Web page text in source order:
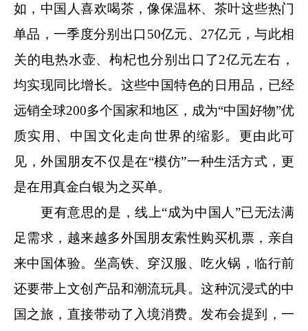
如，中国人喜欢喝茶，像保温杯、茶叶这些热门
单品，一季度分别出口50亿元、27亿元，与此相
关的电热水壶、枸杞也分别出口了2亿元左右，
均实现同比增长。这些中国特色的日用品，已经
远销全球200多个国家和地区，成为“中国好物”优
质实用、中国文化走向世界的缩影。更由此可
见，外国朋友不仅是在“模仿”一种生活方式，更
是在用真金白银为之买单。
更有意思的是，线上“成为中国人”已无法满
足需求，越来越多外国朋友索性购买机票，亲自
来中国体验。坐高铁、穿汉服、吃火锅，临行前
还要带上文创产品和潮流玩具。这种沉浸式的中
国之旅，直接带动了入境消费。发布会提到，一